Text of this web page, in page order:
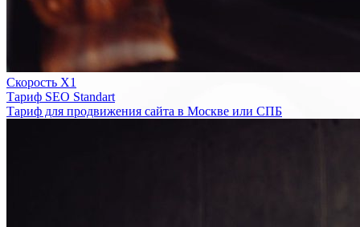
Скорость Х1
Тариф SEO Standart
Тариф для продвижения сайта в Москве или СПБ